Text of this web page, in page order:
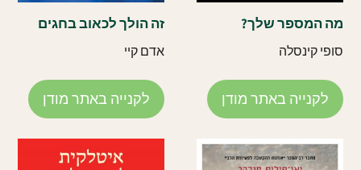
מה המספר שלך?
סופי קינסלה
לקנייה באתר מודן
זה הולך לכאוב בחגים
אדם קיי
לקנייה באתר מודן